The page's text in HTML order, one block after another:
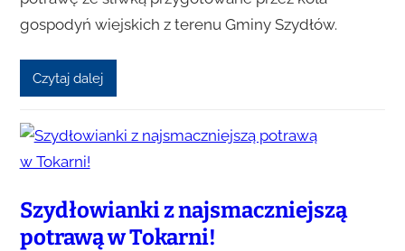
gospodyń wiejskich z terenu Gminy Szydłów.
Czytaj dalej
Szydłowianki z najsmaczniejszą
potrawą w Tokarni!